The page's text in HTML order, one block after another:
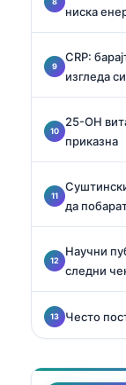
ниска
CRP:
изгледа
25-OH
приказна
да
Научни
следни
Често